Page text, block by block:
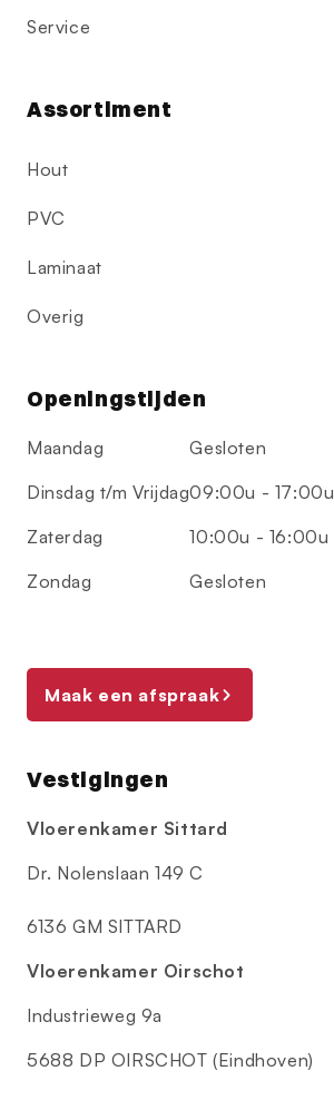
Service
Assortiment
Hout
PVC
Laminaat
Overig
Openingstijden
Maandag
Dinsdag t/m Vrijdag
Zaterdag
Zondag
Gesloten
09:00u - 17:00u
10:00u - 16:00u
Gesloten
Maak een afspraak
Vestigingen
Vloerenkamer Sittard
Dr. Nolenslaan 149 C
6136 GM SITTARD
Vloerenkamer Oirschot
Industrieweg 9a
5688 DP OIRSCHOT (Eindhoven)